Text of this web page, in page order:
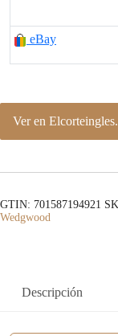
eBay
Ver en
GTIN: 701587194921
Wedgwood
Descripción